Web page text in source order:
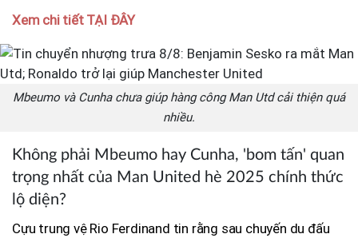
Xem chi tiết TẠI ĐÂY
Mbeumo và Cunha chưa giúp hàng công Man Utd cải thiện quá
nhiều.
Không phải Mbeumo hay Cunha, 'bom tấn' quan
trọng nhất của Man United hè 2025 chính thức
lộ diện?
Cựu trung vệ Rio Ferdinand tin rằng sau chuyến du đấu